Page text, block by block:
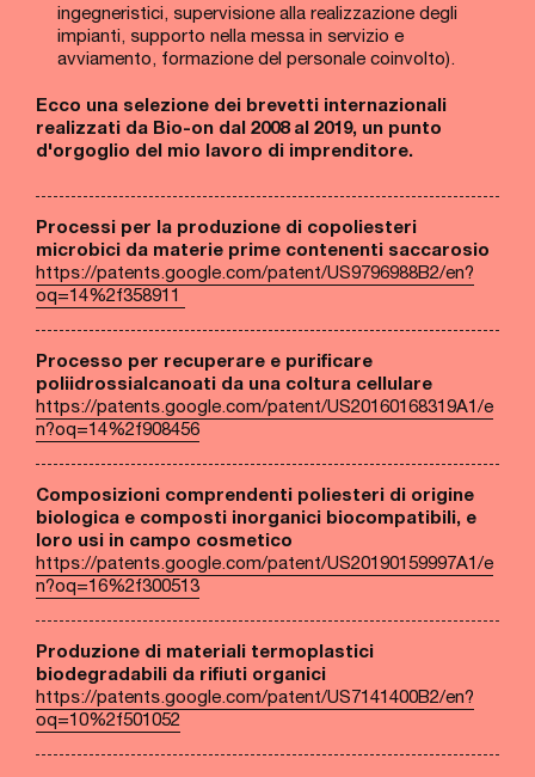
ingegneristici, supervisione alla realizzazione degli
impianti, supporto nella messa in servizio e
avviamento, formazione del personale coinvolto).
Ecco una selezione dei brevetti internazionali
realizzati da Bio-on dal 2008 al 2019, un punto
d'orgoglio del mio lavoro di imprenditore.
Processi per la produzione di copoliesteri
microbici da materie prime contenenti saccarosio
https://patents.google.com/patent/US9796988B2/en?
oq=14%2f358911
Processo per recuperare e purificare
poliidrossialcanoati da una coltura cellulare
https://patents.google.com/patent/US20160168319A1/e
n?oq=14%2f908456
Composizioni comprendenti poliesteri di origine
biologica e composti inorganici biocompatibili, e
loro usi in campo cosmetico
https://patents.google.com/patent/US20190159997A1/e
n?oq=16%2f300513
Produzione di materiali termoplastici
biodegradabili da rifiuti organici
https://patents.google.com/patent/US7141400B2/en?
oq=10%2f501052